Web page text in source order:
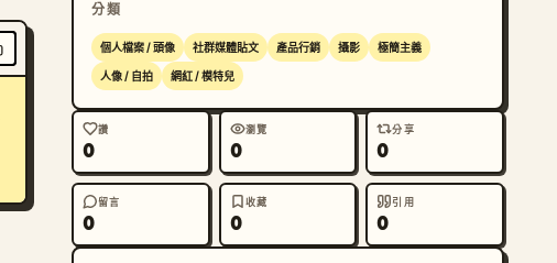
分類
個人檔案 / 頭像 社群媒體貼文 產品行銷 攝影 極簡主義
人像 / 自拍 網紅 / 模特兒
讚
0
瀏覽
0
分享
0
留言
0
收藏
0
引用
0